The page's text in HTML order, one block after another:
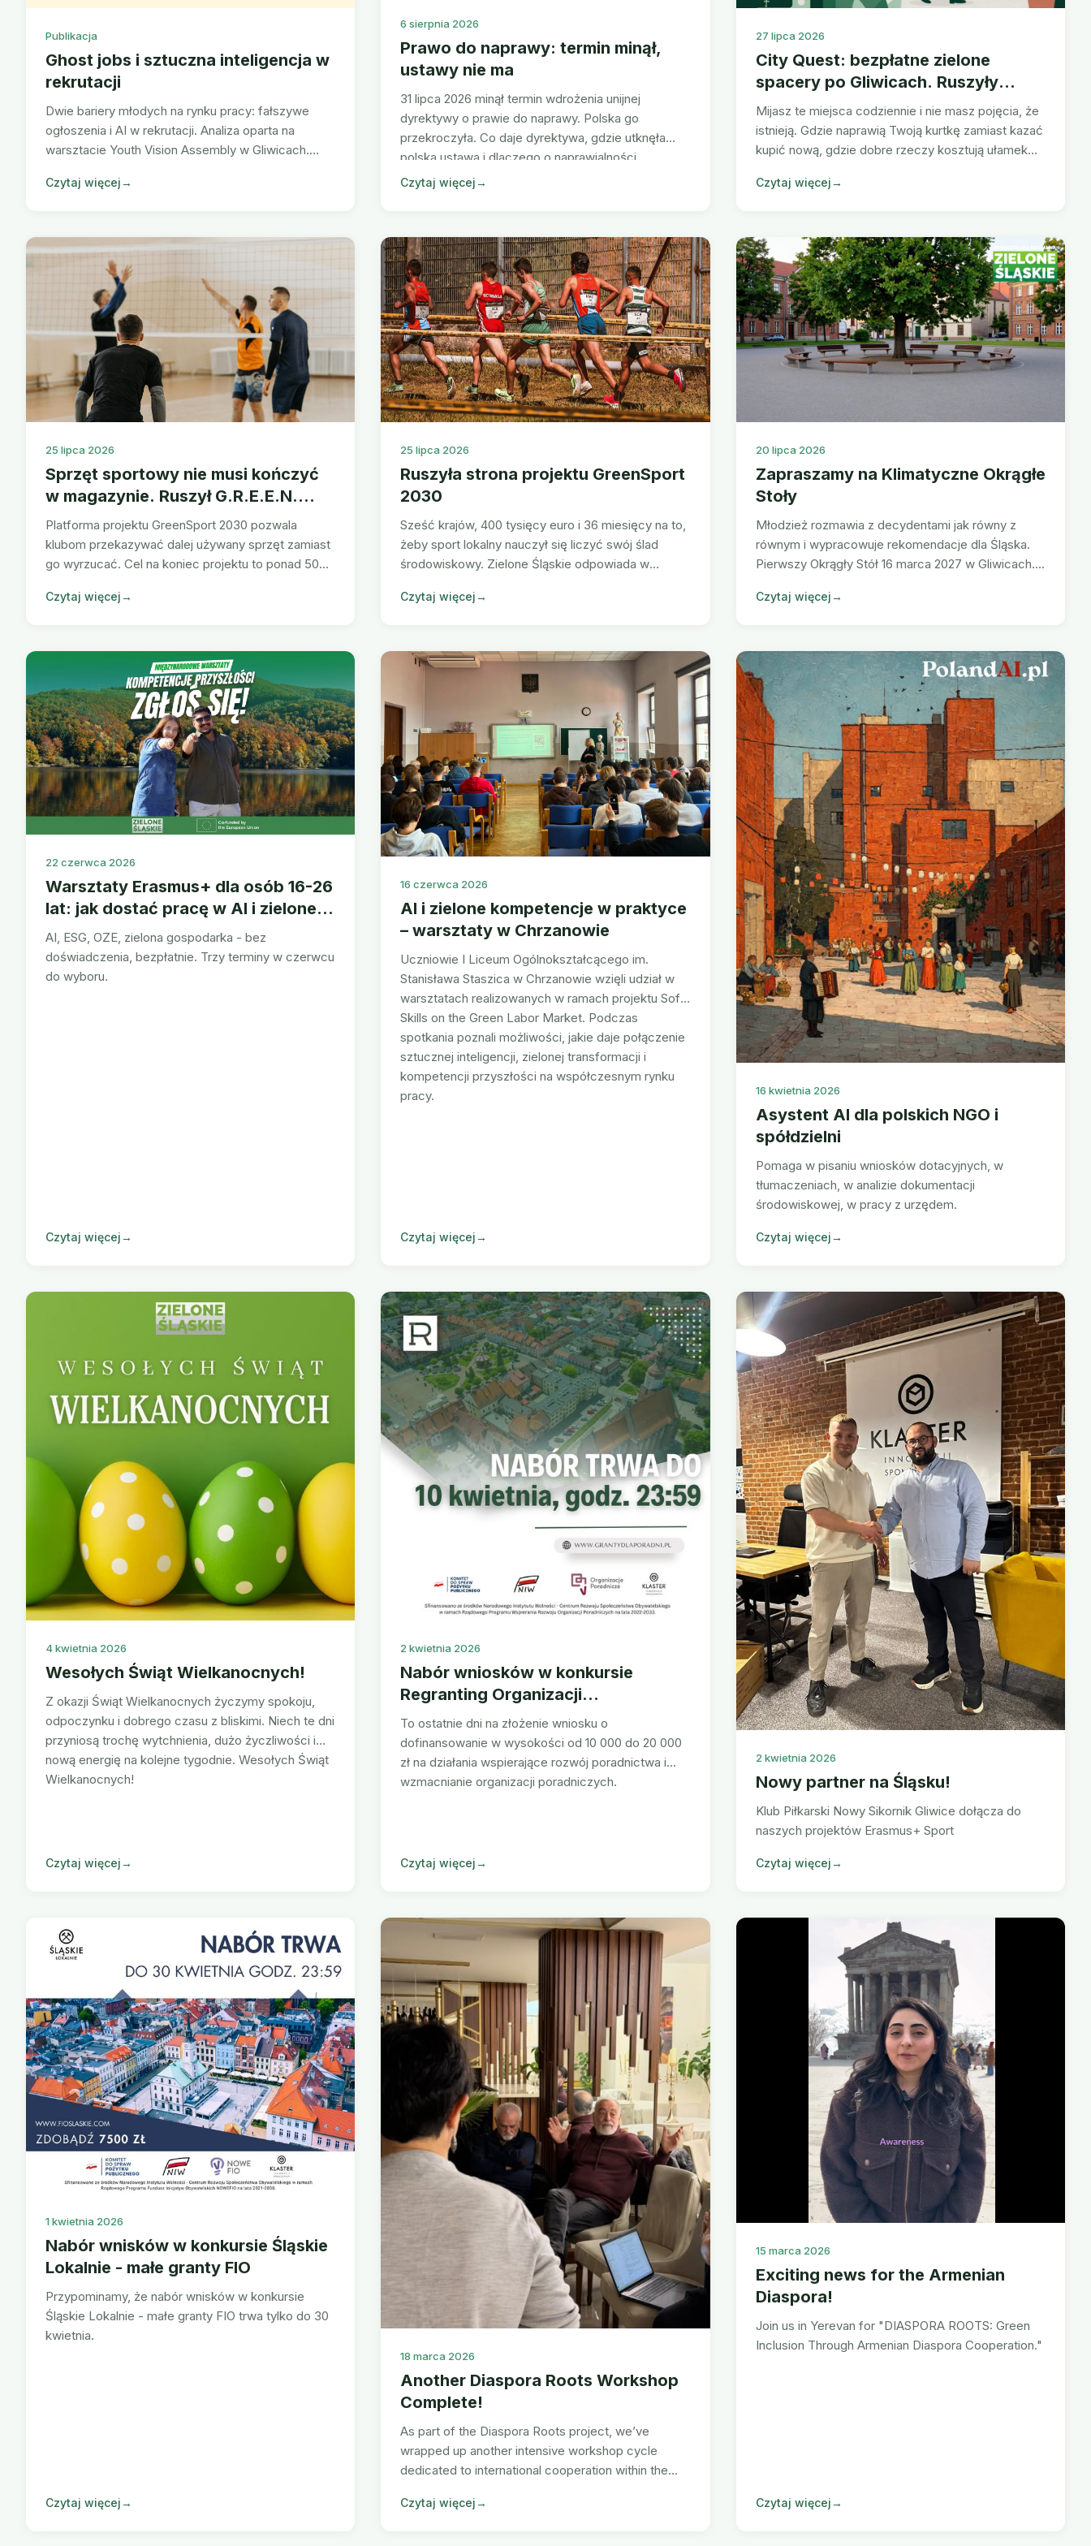
Publikacja
Ghost jobs i sztuczna inteligencja w
rekrutacji
Dwie bariery młodych na rynku pracy: fałszywe
ogłoszenia i AI w rekrutacji. Analiza oparta na
warsztacie Youth Vision Assembly w Gliwicach.
Czytaj więcej→
6 sierpnia 2026
Prawo do naprawy: termin minął,
ustawy nie ma
31 lipca 2026 minął termin wdrożenia unijnej
dyrektywy o prawie do naprawy. Polska go
przekroczyła. Co daje dyrektywa, gdzie utknęła
polska ustawa i dlaczego o naprawialności
decyduje etap projektowania.
Czytaj więcej→
27 lipca 2026
City Quest: bezpłatne zielone
spacery po Gliwicach. Ruszyły
zapisy
Mijasz te miejsca codziennie i nie masz pojęcia, że
istnieją. Gdzie naprawią Twoją kurtkę zamiast kazać
kupić nową, gdzie dobre rzeczy kosztują ułamek
Bezpłatnie, w małej grupie, w terminie
Czytaj więcej→
25 lipca 2026
Sprzęt sportowy nie musi kończyć
w magazynie. Ruszył G.R.E.E.N.
Circular Hub
Platforma projektu GreenSport 2030 pozwala
klubom przekazywać dalej używany sprzęt zamiast
go wyrzucać. Cel na koniec projektu to ponad 500
Czytaj więcej→
25 lipca 2026
Ruszyła strona projektu GreenSport
2030
Sześć krajów, 400 tysięcy euro i 36 miesięcy na to,
żeby sport lokalny nauczył się liczyć swój ślad
środowiskowy. Zielone Śląskie odpowiada w
Czytaj więcej→
20 lipca 2026
Zapraszamy na Klimatyczne Okrągłe
Stoły
Młodzież rozmawia z decydentami jak równy z
równym i wypracowuje rekomendacje dla Śląska.
Pierwszy Okrągły Stół 16 marca 2027 w Gliwicach.
Czytaj więcej→
22 czerwca 2026
Warsztaty Erasmus+ dla osób 16-26
lat: jak dostać pracę w AI i zielonej
branży na Śląsku
AI, ESG, OZE, zielona gospodarka - bez
doświadczenia, bezpłatnie. Trzy terminy w czerwcu
do wyboru.
Czytaj więcej→
16 czerwca 2026
AI i zielone kompetencje w praktyce
– warsztaty w Chrzanowie
Uczniowie I Liceum Ogólnokształcącego im.
Stanisława Staszica w Chrzanowie wzięli udział w
warsztatach realizowanych w ramach projektu Soft
Skills on the Green Labor Market. Podczas
spotkania poznali możliwości, jakie daje połączenie
sztucznej inteligencji, zielonej transformacji i
kompetencji przyszłości na współczesnym rynku
pracy.
Czytaj więcej→
16 kwietnia 2026
Asystent AI dla polskich NGO i
spółdzielni
Pomaga w pisaniu wniosków dotacyjnych, w
tłumaczeniach, w analizie dokumentacji
środowiskowej, w pracy z urzędem.
Czytaj więcej→
4 kwietnia 2026
Wesołych Świąt Wielkanocnych!
Z okazji Świąt Wielkanocnych życzymy spokoju,
odpoczynku i dobrego czasu z bliskimi. Niech te dni
przyniosą trochę wytchnienia, dużo życzliwości i
nową energię na kolejne tygodnie. Wesołych Świąt
Wielkanocnych!
Czytaj więcej→
2 kwietnia 2026
Nabór wniosków w konkursie
Regranting Organizacji
Poradniczych 2024-2026 trwa!
To ostatnie dni na złożenie wniosku o
dofinansowanie w wysokości od 10 000 do 20 000
zł na działania wspierające rozwój poradnictwa i
wzmacnianie organizacji poradniczych.
Czytaj więcej→
2 kwietnia 2026
Nowy partner na Śląsku!
Klub Piłkarski Nowy Sikornik Gliwice dołącza do
naszych projektów Erasmus+ Sport
Czytaj więcej→
1 kwietnia 2026
Nabór wnisków w konkursie Śląskie
Lokalnie - małe granty FIO
Przypominamy, że nabór wnisków w konkursie
Śląskie Lokalnie - małe granty FIO trwa tylko do 30
kwietnia.
Czytaj więcej→
18 marca 2026
Another Diaspora Roots Workshop
Complete!
As part of the Diaspora Roots project, we’ve
wrapped up another intensive workshop cycle
dedicated to international cooperation within the
Czytaj więcej→
15 marca 2026
Exciting news for the Armenian
Diaspora!
Join us in Yerevan for "DIASPORA ROOTS: Green
Inclusion Through Armenian Diaspora Cooperation."
Czytaj więcej→